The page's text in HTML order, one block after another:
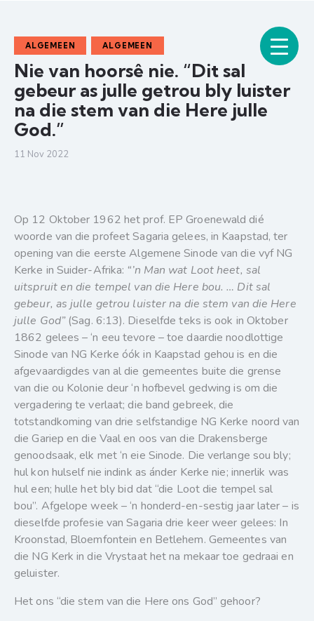
ALGEMEEN ALGEMEEN
Nie van hoorsê nie. “Dit sal
gebeur as julle getrou bly luister
na die stem van die Here julle
God.”
11 Nov 2022
Op 12 Oktober 1962 het prof. EP Groenewald dié
woorde van die profeet Sagaria gelees, in Kaapstad, ter
opening van die eerste Algemene Sinode van die vyf NG
Kerke in Suider-Afrika: “’n Man wat Loot heet, sal
uitspruit en die tempel van die Here bou. … Dit sal
gebeur, as julle getrou luister na die stem van die Here
julle God”(Sag. 6:13). Dieselfde teks is ook in Oktober
1862 gelees – ‘n eeu tevore – toe daardie noodlottige
Sinode van NG Kerke óók in Kaapstad gehou is en die
afgevaardigdes van al die gemeentes buite die grense
van die ou Kolonie deur ‘n hofbevel gedwing is om die
vergadering te verlaat; die band gebreek, die
totstandkoming van drie selfstandige NG Kerke noord van
die Gariep en die Vaal en oos van die Drakensberge
genoodsaak, elk met ‘n eie Sinode. Die verlange sou bly;
hul kon hulself nie indink as ánder Kerke nie; innerlik was
hul een; hulle het bly bid dat “die Loot die tempel sal
bou”. Afgelope week – ‘n honderd-en-sestig jaar later – is
dieselfde profesie van Sagaria drie keer weer gelees: In
Kroonstad, Bloemfontein en Betlehem. Gemeentes van
die NG Kerk in die Vrystaat het na mekaar toe gedraai en
geluister.
Het ons “die stem van die Here ons God” gehoor?